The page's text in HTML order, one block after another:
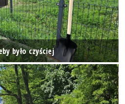
było czyściej